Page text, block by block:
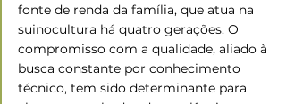
fonte de renda da família, que atua na
suinocultura há quatro gerações. O
compromisso com a qualidade, aliado à
busca constante por conhecimento
técnico, tem sido determinante para